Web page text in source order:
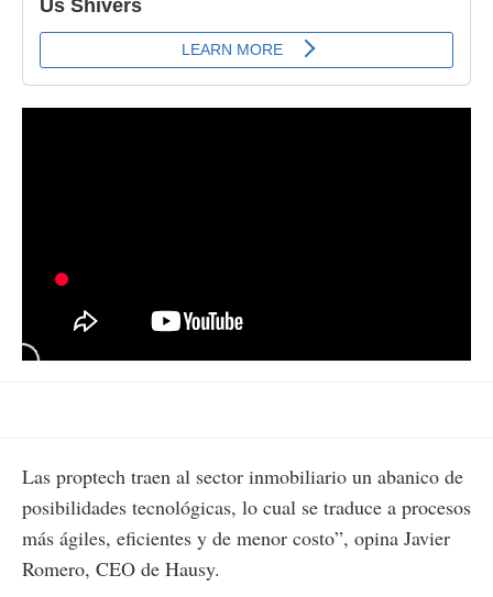
Las proptech traen al sector inmobiliario un abanico de
posibilidades tecnológicas, lo cual se traduce a procesos
más ágiles, eficientes y de menor costo”, opina Javier
Romero, CEO de Hausy.